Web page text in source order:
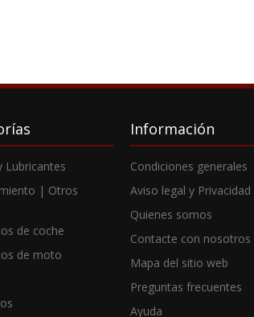
Lubricantes
| Otros
de coche
de moto
Información
Condiciones generales
Aviso legal y Privacidad
Quienes somos
Contacte con nosotros
Mapa del sitio web
Preguntas frecuentes
Ayuda